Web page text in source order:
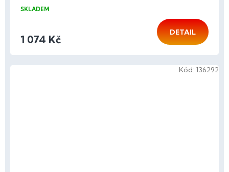
SKLADEM
1 074 Kč
DETAIL
Kód: 136292